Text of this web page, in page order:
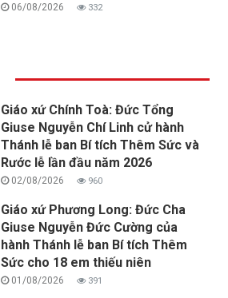
06/08/2026 332
Giáo xứ Chính Toà: Đức Tổng
Giuse Nguyễn Chí Linh cử hành
Thánh lễ ban Bí tích Thêm Sức và
Rước lễ lần đầu năm 2026
02/08/2026 960
Giáo xứ Phương Long: Đức Cha
Giuse Nguyễn Đức Cường của
hành Thánh lễ ban Bí tích Thêm
Sức cho 18 em thiếu niên
01/08/2026 391